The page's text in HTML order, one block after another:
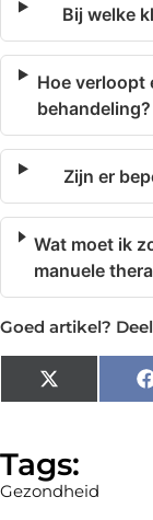
Bij welke
Hoe verloopt
behandeling?
Zijn er
Wat moet ik
manuele
Goed artikel?
X
(Twitter)
Tags:
Gezondheid